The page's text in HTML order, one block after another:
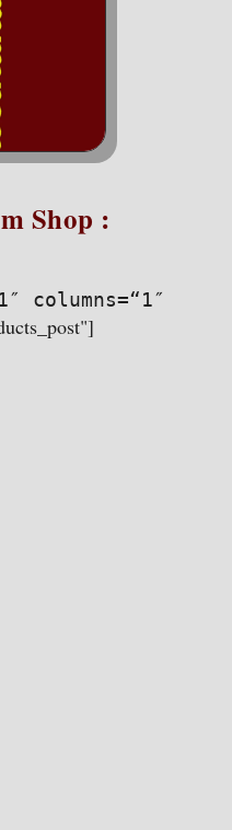
Shop :
columns=“1″